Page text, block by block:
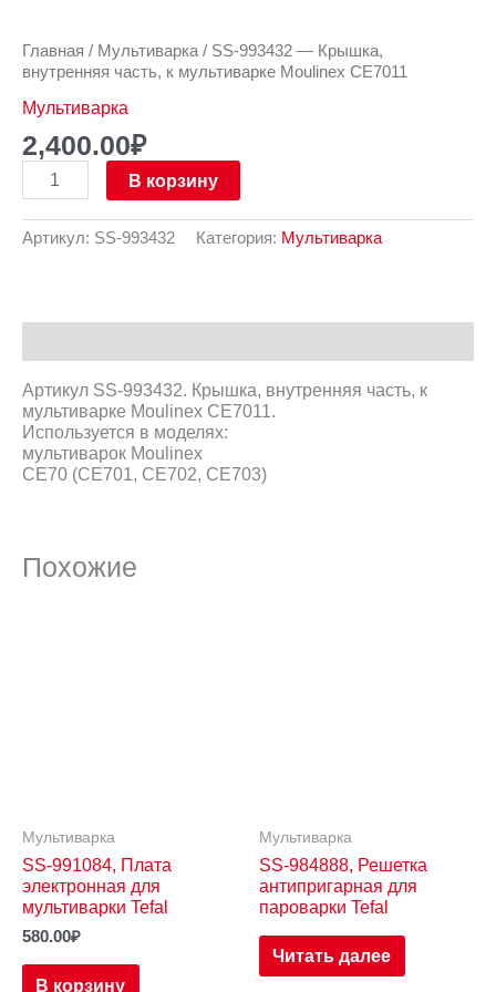
Главная / Мультиварка / SS-993432 — Крышка,
внутренняя часть, к мультиварке Moulinex CE7011
Мультиварка
2,400.00₽
В корзину
Артикул: SS-993432 Категория: Мультиварка
Артикул SS-993432. Крышка, внутренняя часть, к
мультиварке Moulinex CE7011.
Используется в моделях:
мультиварок Moulinex
CE70 (CE701, CE702, CE703)
Похожие
Мультиварка
SS-991084, Плата
электронная для
мультиварки Tefal
580.00₽
В корзину
Мультиварка
SS-984888, Решетка
антипригарная для
пароварки Tefal
Читать далее